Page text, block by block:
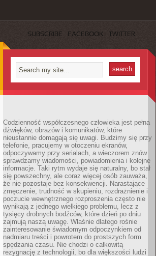
SUBSCRIBE FACEBOOK TWITTER
Codzienność współczesnego człowieka jest pełna
dźwięków, obrazów i komunikatów, które
nieustannie domagają się uwagi. Budzimy się przy
telefonie, pracujemy w otoczeniu ekranów,
odpoczywamy przy serialach, a wieczorem znów
sprawdzamy wiadomości, powiadomienia i kolejne
informacje. Taki rytm wydaje się naturalny, bo stał
się powszechny, ale coraz więcej osób zauważa,
że nie pozostaje bez konsekwencji. Narastające
zmęczenie, trudność w skupieniu, rozdrażnienie i
poczucie wewnętrznego rozproszenia często nie
wynikają z jednego wielkiego problemu, lecz z
tysięcy drobnych bodźców, które dzień po dniu
zajmują naszą uwagę. Właśnie dlatego rośnie
zainteresowanie świadomym odpoczynkiem od
nadmiaru treści i powrotem do prostszych form
spędzania czasu. Nie chodzi o całkowitą
rezygnację z technologii, bo dla większości ludzi